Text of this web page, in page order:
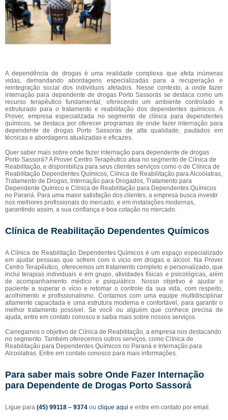
A dependência de drogas é uma realidade complexa que afeta inúmeras
vidas, demandando abordagens especializadas para a recuperação e
reintegração social dos indivíduos afetados. Nesse contexto, a onde fazer
internação para dependente de drogas Porto Sassorás se destaca como um
recurso terapêutico fundamental, oferecendo um ambiente controlado e
estruturado para o tratamento e reabilitação dos dependentes químicos. A
Prover, empresa especializada no segmento de clínica para dependentes
químicos, se destaca por oferecer programas de onde fazer internação para
dependente de drogas Porto Sassorás de alta qualidade, pautados em
técnicas e abordagens atualizadas e eficazes.
Quer saber mais sobre onde fazer internação para dependente de drogas
Porto Sassorá? A Prover Centro Terapêutico atua no segmento de Clínica de
Reabilitação, e disponibiliza para seus clientes serviços como o de Clínica de
Reabilitação Dependentes Químicos, Clínica de Reabilitação para Alcoólatras,
Tratamento de Drogas, Internação para Drogados, Tratamento para
Dependente Químico e Clínica de Reabilitação para Dependentes Químicos
no Paraná. Para uma maior satisfação dos clientes, a empresa busca investir
nos melhores profissionais do mercado, e em instalações modernas,
garantindo assim, a sua confiança e boa cotação no mercado.
Clínica de Reabilitação Dependentes Químicos
A Clínica de Reabilitação Dependentes Químicos é um espaço especializado
em ajudar pessoas que sofrem com o vício em drogas e álcool. Na Prover
Centro Terapêutico, oferecemos um tratamento completo e personalizado, que
inclui terapias individuais e em grupo, atividades físicas e psicológicas, além
de acompanhamento médico e psiquiátrico. Nosso objetivo é ajudar o
paciente a superar o vício e retomar o controle da sua vida, com respeito,
acolhimento e profissionalismo. Contamos com uma equipe multidisciplinar
altamente capacitada e uma estrutura moderna e confortável, para garantir o
melhor tratamento possível. Se você ou alguém que conhece precisa de
ajuda, entre em contato conosco e saiba mais sobre nossos serviços.
Carregamos o objetivo de Clínica de Reabilitação, a empresa nos destacando
no segmento. Também oferecemos outros serviços, como Clínica de
Reabilitação para Dependentes Químicos no Paraná e Internação para
Alcoólatras. Entre em contato conosco para mais informações.
Para saber mais sobre Onde Fazer Internação
para Dependente de Drogas Porto Sassorá
Ligue para (45) 99118 – 9374 ou clique aqui e entre em contato por email.